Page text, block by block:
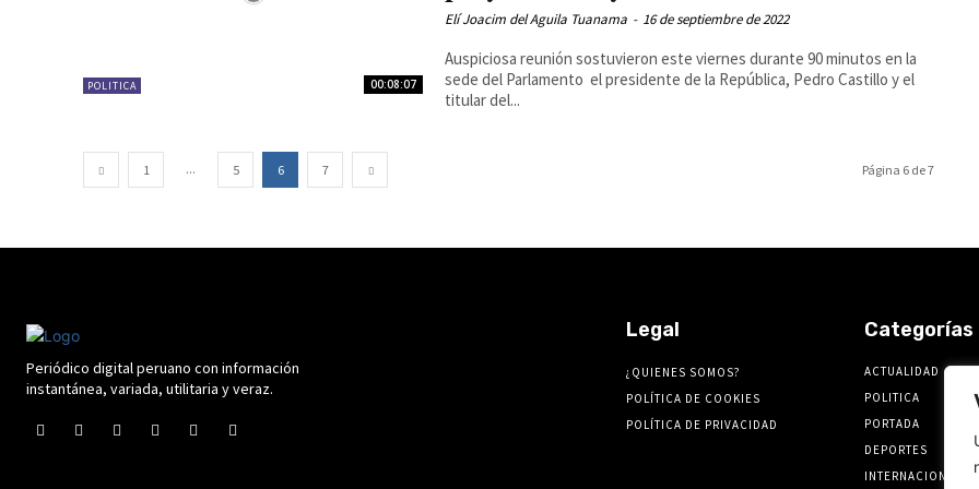
POLITICA 00:08:07
Elí Joacim del Aguila Tuanama - 16 de septiembre de 2022
Auspiciosa reunión sostuvieron este viernes durante 90 minutos en la
sede del Parlamento el presidente de la República, Pedro Castillo y el
titular del...
1 ... 5 6 7 Página 6 de 7
Periódico digital peruano con información
instantánea, variada, utilitaria y veraz.
Legal
¿QUIENES SOMOS?
POLÍTICA DE COOKIES
POLÍTICA DE PRIVACIDAD
Categorías
ACTUALIDAD
POLITICA
PORTADA
DEPORTES
INTERNACIONALES